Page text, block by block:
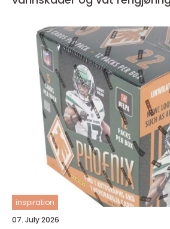
inspiration
07. July 2026